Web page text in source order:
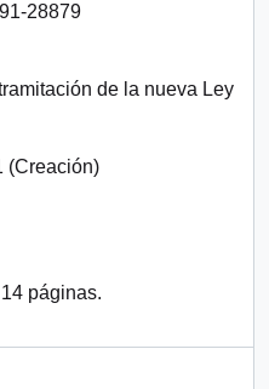
28879
de la nueva Ley
(Creación)
páginas.